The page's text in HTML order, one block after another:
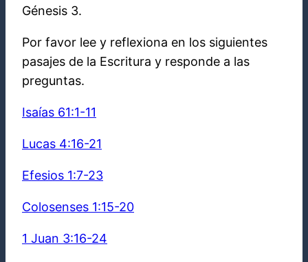
Génesis 3.
Por favor lee y reflexiona en los siguientes
pasajes de la Escritura y responde a las
preguntas.
Isaías 61:1-11
Lucas 4:16-21
Efesios 1:7-23
Colosenses 1:15-20
1 Juan 3:16-24